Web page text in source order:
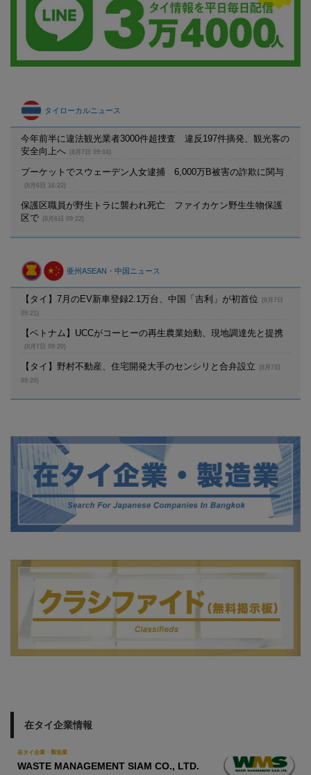
タイローカルニュース
今年前半に違法観光業者3000件超捜査 違反197件摘発、観光客の
安全向上へ
(8月7日 09:04)
プーケットでスウェーデン人女逮捕 6,000万B被害の詐欺に関与
(8月6日 16:22)
保護区職員が野生トラに襲われ死亡 ファイカケン野生生物保護
区で
(8月6日 09:22)
亜州ASEAN・中国ニュース
【タイ】7月のEV新車登録2.1万台、中国「吉利」が初首位
(8月7日
09:21)
【ベトナム】UCCがコーヒーの再生農業始動、現地調達先と提携
(8月7日 09:20)
【タイ】野村不動産、住宅開発大手のセンシリと合弁設立
(8月7日
09:20)
在タイ企業情報
在タイ企業・製造業
WASTE MANAGEMENT SIAM CO., LTD.